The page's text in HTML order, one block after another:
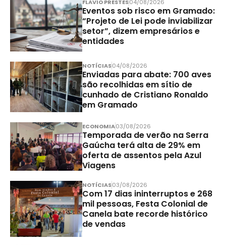
FLAVIO PRESTES04/08/2026
Eventos sob risco em Gramado:
“Projeto de Lei pode inviabilizar
setor”, dizem empresários e
entidades
NOTÍCIAS04/08/2026
Enviadas para abate: 700 aves
são recolhidas em sítio de
cunhado de Cristiano Ronaldo
em Gramado
ECONOMIA03/08/2026
Temporada de verão na Serra
Gaúcha terá alta de 29% em
oferta de assentos pela Azul
Viagens
NOTÍCIAS03/08/2026
Com 17 dias ininterruptos e 268
mil pessoas, Festa Colonial de
Canela bate recorde histórico
de vendas